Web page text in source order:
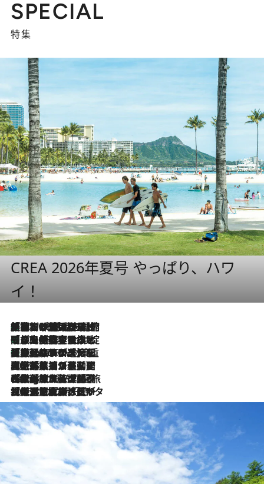
SPECIAL
特集
CREA 2026年夏号 やっぱり、ハワ
イ！
2026.8.6
「荷物が増えるほど旅ストレスは増す」美容ジャーナリストがたどり着いた最終結論。“化粧品を劇的に減らす”感動の凝縮美容とは
2026.8.6
「旅先には金髪ウィッグを持参」日本と同じメイクでは損してる!? 美容ジャーナリストが提案する“掟破りの旅美容”とは
2026.8.6
【厳選旅コスメ】「身軽さ＆UV対策重視！」ヘアアーティストshucoが選んだ夏旅ベストコスメを発表【Mサイズジップ】
2026.8.5
【厳選旅コスメ】国内をあちこち移動する河井菜摘が選んだ夏旅ベストコスメ発表！「リラックスアイテムはマスト」【Mサイズジップ】
2026.8.4
【厳選旅コスメ】「紫外線＆乾燥対策しながらメイク感も！」ヘア＆メイクGeorgeが選んだ夏旅ベストコスメを発表！【Mサイズジップ】
2026.8.3
【厳選旅コスメ】「保湿もタイパ重視！」“サウナ好き”タレント清水みさとが愛用する夏旅ベストコスメを発表！【Mサイズジップ】